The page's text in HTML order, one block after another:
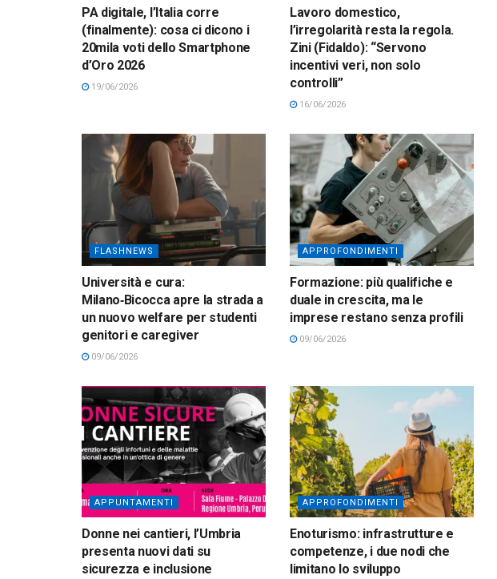
PA digitale, l’Italia corre
(finalmente): cosa ci dicono i
20mila voti dello Smartphone
d’Oro 2026
19/06/2026
Lavoro domestico,
l’irregolarità resta la regola.
Zini (Fidaldo): “Servono
incentivi veri, non solo
controlli”
16/06/2026
FLASHNEWS
Università e cura:
Milano‑Bicocca apre la strada a
un nuovo welfare per studenti
genitori e caregiver
09/06/2026
APPROFONDIMENTI
Formazione: più qualifiche e
duale in crescita, ma le
imprese restano senza profili
09/06/2026
APPUNTAMENTI
Donne nei cantieri, l’Umbria
presenta nuovi dati su
sicurezza e inclusione
APPROFONDIMENTI
Enoturismo: infrastrutture e
competenze, i due nodi che
limitano lo sviluppo